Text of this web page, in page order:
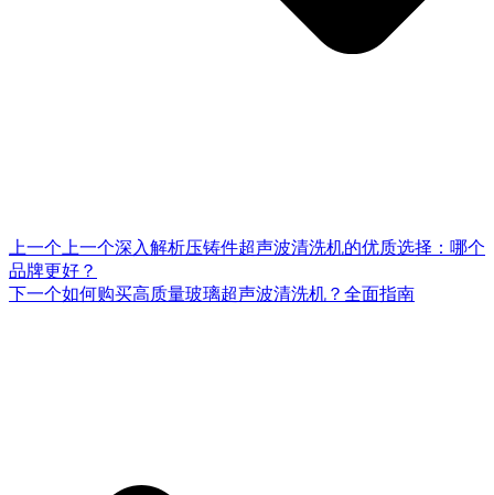
上一个 上一个深入解析压铸件超声波清洗机的优质选择：哪个
品牌更好？
下一个如何购买高质量玻璃超声波清洗机？全面指南